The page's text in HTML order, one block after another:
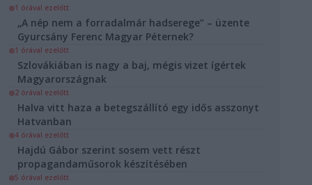
1 órával ezelőtt
„A nép nem a forradalmár hadserege” – üzente
Gyurcsány Ferenc Magyar Péternek?
1 órával ezelőtt
Szlovákiában is nagy a baj, mégis vizet ígértek
Magyarországnak
2 órával ezelőtt
Halva vitt haza a betegszállító egy idős asszonyt
Hatvanban
4 órával ezelőtt
Hajdú Gábor szerint sosem vett részt
propagandaműsorok készítésében
5 órával ezelőtt